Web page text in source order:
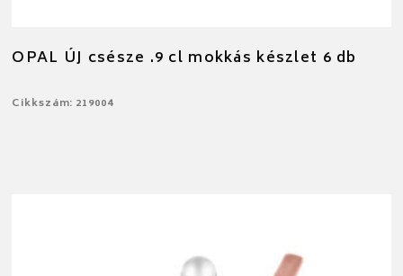
OPAL ÚJ csésze .9 cl mokkás készlet 6 db
Cikkszám: 219004